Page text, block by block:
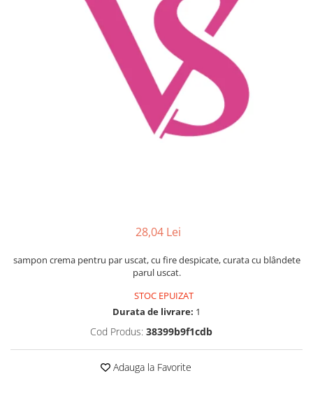
Produse Inainte de Epilare
Tratamente pentru Par
28,04 Lei
sampon crema pentru par uscat, cu fire despicate, curata cu blândete
parul uscat.
STOC EPUIZAT
Durata de livrare: 1
Cod Produs: 38399b9f1cdb
Adauga la Favorite